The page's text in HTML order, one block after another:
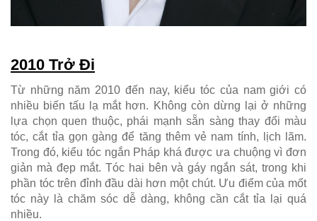
2010 Trở Đi
Từ những năm 2010 đến nay, kiểu tóc của nam giới có
nhiều biến tấu lạ mắt hơn. Không còn dừng lại ở những
lựa chọn quen thuộc, phái mạnh sẵn sàng thay đổi màu
tóc, cắt tỉa gọn gàng để tăng thêm vẻ nam tính, lịch lãm.
Trong đó, kiểu tóc ngắn Pháp khá được ưa chuộng vì đơn
giản mà đẹp mắt. Tóc hai bên và gáy ngắn sát, trong khi
phần tóc trên đỉnh đầu dài hơn một chút. Ưu điểm của mốt
tóc này là chăm sóc dễ dàng, không cần cắt tỉa lại quá
nhiều.